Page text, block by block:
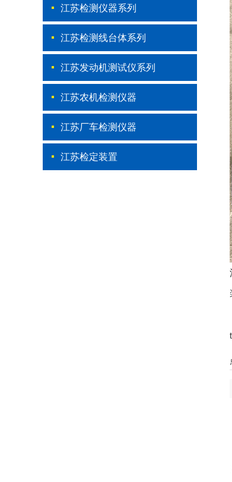
江苏检测仪器系列
江苏检测线台体系列
江苏发动机测试仪系列
江苏农机检测仪器
江苏厂车检测仪器
江苏检定装置